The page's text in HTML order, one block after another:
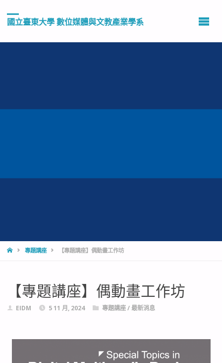
國立臺東大學 數位媒體與文教產業學系
專題講座 【專題講座】偶動畫工作坊
【專題講座】偶動畫工作坊
EIDM 5 11 月, 2024 專題講座/最新消息